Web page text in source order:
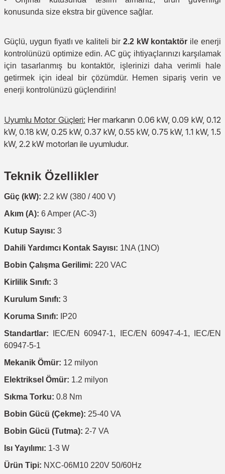
konusunda size ekstra bir güvence sağlar.
Güçlü, uygun fiyatlı ve kaliteli bir 2.2 kW kontaktör ile enerji
kontrolünüzü optimize edin. AC güç ihtiyaçlarınızı karşılamak
için tasarlanmış bu kontaktör, işlerinizi daha verimli hale
getirmek için ideal bir çözümdür. Hemen sipariş verin ve
enerji kontrolünüzü güçlendirin!
Uyumlu Motor Güçleri: Her markanın 0.06 kW, 0.09 kW, 0.12
kW, 0.18 kW, 0.25 kW, 0.37 kW, 0.55 kW, 0.75 kW, 1.1 kW, 1.5
kW, 2.2 kW motorları ile uyumludur.
Teknik Özellikler
Güç (kW): 2.2 kW (380 / 400 V)
Akım (A): 6 Amper (AC-3)
Kutup Sayısı: 3
Dahili Yardımcı Kontak Sayısı: 1NA (1NO)
Bobin Çalışma Gerilimi: 220 VAC
Kirlilik Sınıfı: 3
Kurulum Sınıfı: 3
Koruma Sınıfı: IP20
Standartlar: IEC/EN 60947-1, IEC/EN 60947-4-1, IEC/EN
60947-5-1
Mekanik Ömür: 12 milyon
Elektriksel Ömür: 1.2 milyon
Sıkma Torku: 0.8 Nm
Bobin Gücü (Çekme): 25-40 VA
Bobin Gücü (Tutma): 2-7 VA
Isı Yayılımı: 1-3 W
Ürün Tipi: NXC-06M10 220V 50/60Hz